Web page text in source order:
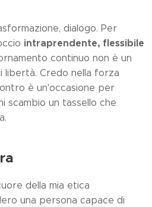
dialogo. Per
intraprendente, flessibile
continuo non è un
libertà. Credo nella forza
è un'occasione per
scambio un tassello che
della mia etica
una persona capace di